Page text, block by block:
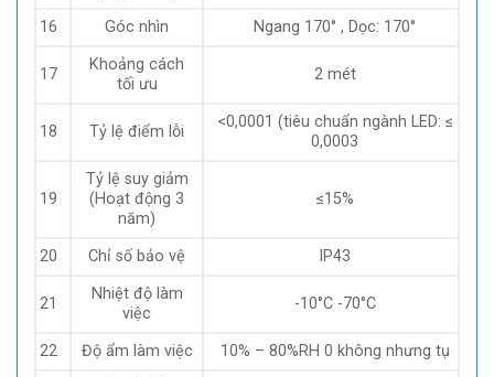
16 Góc nhìn Ngang 170° , Dọc: 170°
17
Khoảng cách
tối ưu
2 mét
18 Tỷ lệ điểm lỗi
<0,0001 (tiêu chuẩn ngành LED: ≤
0,0003
19
Tỷ lệ suy giảm
(Hoạt động 3
năm)
≤15%
20 Chỉ số bảo vệ IP43
21
Nhiệt độ làm
việc
-10°C -70°C
22 Độ ẩm làm việc 10% – 80%RH 0 không nhưng tụ